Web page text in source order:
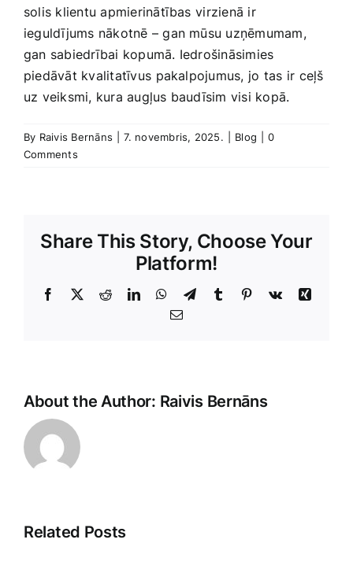
solis klientu apmierinātības ⁣virzienā ir
ieguldījums nākotnē ‍– gan mūsu uzņēmumam,
‍gan‌ sabiedrībai kopumā. ​Iedrošināsimies
piedāvāt kvalitatīvus⁣ pakalpojumus, ⁢jo tas ir ceļš
uz veiksmi, kura augļus baudīsim visi kopā.
By Raivis Bernāns 7. novembris, 2025. Blog
0
Comments
Share This Story, Choose Your
Platform!
Facebook
X RedditLinkedInWhatsApp
TelegramTumblr Pinterest
Vk
Xing
E-
About the Author: Raivis Bernāns
Related Posts